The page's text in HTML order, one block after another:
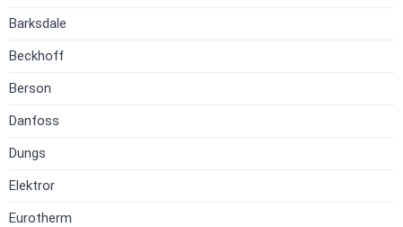
Barksdale
Beckhoff
Berson
Danfoss
Dungs
Elektror
Eurotherm